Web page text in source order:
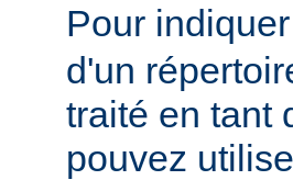
Pour
d'un
traité en tant
pouvez